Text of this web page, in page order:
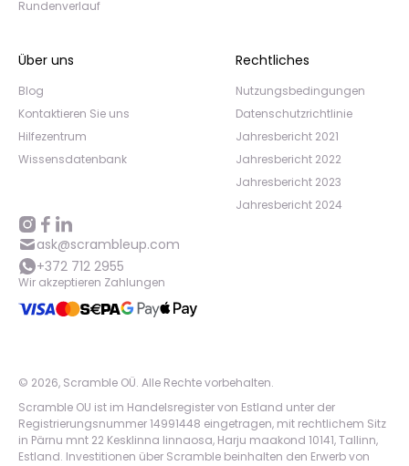
Rundenverlauf
Über uns
Blog
Kontaktieren Sie uns
Hilfezentrum
Wissensdatenbank
Rechtliches
Nutzungsbedingungen
Datenschutzrichtlinie
Jahresbericht 2021
Jahresbericht 2022
Jahresbericht 2023
Jahresbericht 2024
ask@scrambleup.com
+372 712 2955
Wir akzeptieren Zahlungen
© 2026, Scramble OÜ. Alle Rechte vorbehalten.
Scramble OU ist im Handelsregister von Estland unter der
Registrierungsnummer 14991448 eingetragen, mit rechtlichem Sitz
in Pärnu mnt 22 Kesklinna linnaosa, Harju maakond 10141, Tallinn,
Estland. Investitionen über Scramble beinhalten den Erwerb von